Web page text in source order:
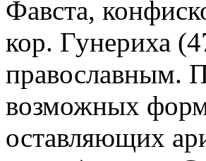
Фавста,
кор. Гунериха
православным.
возможных
оставляющих